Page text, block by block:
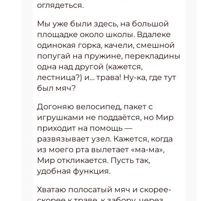
оглядеться.
Мы уже были здесь, на большой
площадке около школы. Вдалеке
одинокая горка, качели, смешной
попугай на пружине, перекладины
одна над другой (кажется,
лестница?) и… трава! Ну-ка, где тут
был мяч?
Догоняю велосипед, пакет с
игрушками не поддаётся, но Мир
приходит на помощь —
развязывает узел. Кажется, когда
из моего рта вылетает «ма-ма»,
Мир откликается. Пусть так,
удобная функция.
Хватаю полосатый мяч и скорее-